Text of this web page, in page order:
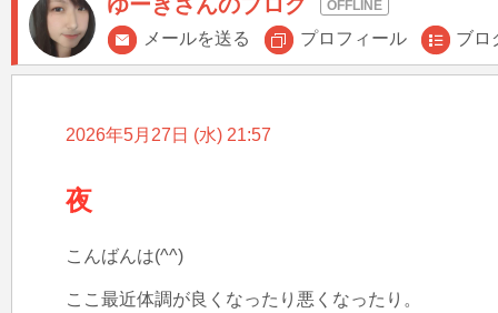
メールを送る プロフィール ブロ
2026年5月27日 (水) 21:57
夜
こんばんは(^^)
ここ最近体調が良くなったり悪くなったり。